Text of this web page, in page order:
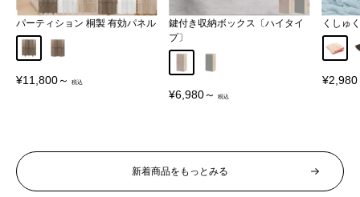
パーティション 桐製 有効パネル
AタイプBタイプ
販
¥11,800～
鍵付き収納ボックス〔ハイタイ
プ〕
販
¥6,980～
くしゅ
アイ
販
¥2,980
新着商品をもっとみる